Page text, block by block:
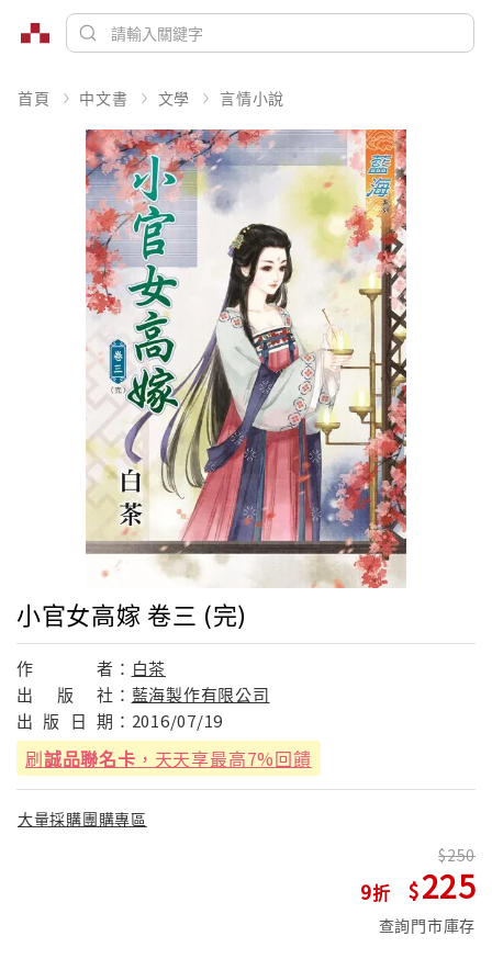
首頁 中文書 文學 言情小說
小官女高嫁 卷三 (完)
作 者： 白茶
出
版 社： 藍海製作有限公司
出 版 日 期： 2016/07/19
刷誠品聯名卡 ，天天享最高7%回饋
大量採購團購專區
9
250
225
查詢門市庫存